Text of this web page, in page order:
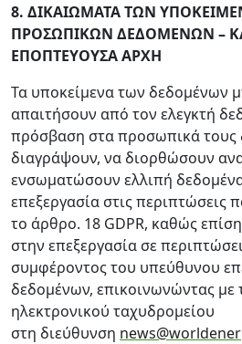
8. ΔΙΚΑΙΩΜΑΤΑ ΤΩΝ
ΠΡΟΣΩΠΙΚΩΝ ΔΕΔΟΜΕΝΩΝ –
ΕΠΟΠΤΕΥΟΥΣΑ ΑΡΧΗ
Τα υποκείμενα των δεδομένων
απαιτήσουν από τον ελεγκτή
πρόσβαση στα προσωπικά τους
διαγράψουν, να διορθώσουν
ενσωματώσουν ελλιπή
επεξεργασία στις περιπτώσεις
το άρθρο. 18 GDPR, καθώς
στην επεξεργασία σε
συμφέροντος του υπεύθυνου
δεδομένων, επικοινωνώντας με
ηλεκτρονικού ταχυδρομείου
στη διεύθυνση